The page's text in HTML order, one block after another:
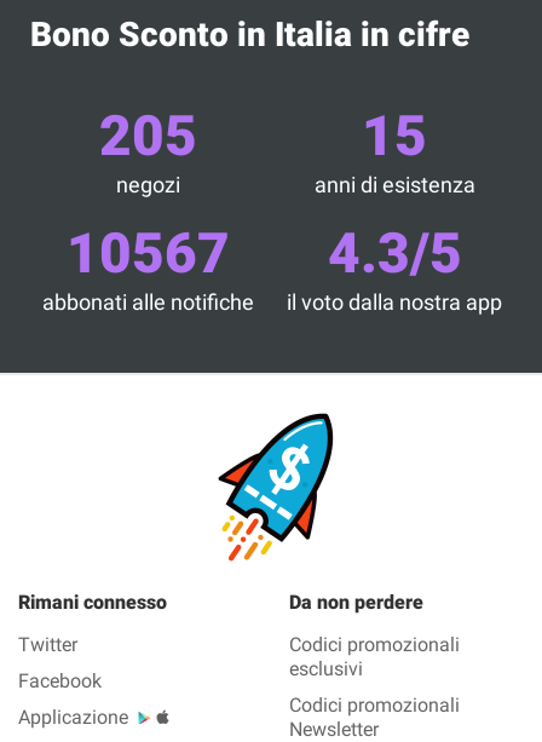
Bono Sconto in Italia in cifre
205
negozi
15
anni di esistenza
10567
abbonati alle notifiche
4.3/5
il voto dalla nostra app
Rimani connesso
Twitter
Facebook
Applicazione
Da non perdere
Codici promozionali
esclusivi
Codici promozionali
Newsletter